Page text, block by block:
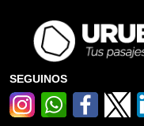
SEGUINOS